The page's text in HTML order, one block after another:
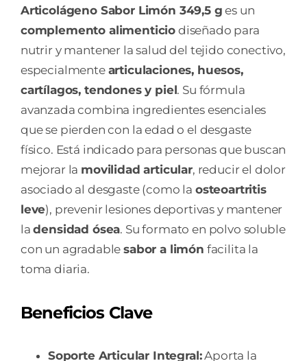
Articolágeno Sabor Limón 349,5 g es un
complemento alimenticio diseñado para
nutrir y mantener la salud del tejido conectivo,
especialmente articulaciones, huesos,
cartílagos, tendones y piel. Su fórmula
avanzada combina ingredientes esenciales
que se pierden con la edad o el desgaste
físico. Está indicado para personas que buscan
mejorar la movilidad articular, reducir el dolor
asociado al desgaste (como la osteoartritis
leve), prevenir lesiones deportivas y mantener
ladensidad ósea. Su formato en polvo soluble
con un agradablesabor a limón facilita la
toma diaria.
Beneficios Clave
Soporte Articular Integral:Aporta la